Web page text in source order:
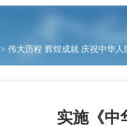
> 伟大历程 辉煌成就 庆祝中华人
实施《中